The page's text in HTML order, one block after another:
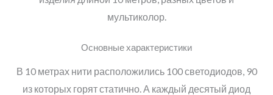
мультиколор.
Основные характеристики
В 10 метрах нити расположились 100 светодиодов, 90
из которых горят статично. А каждый десятый диод